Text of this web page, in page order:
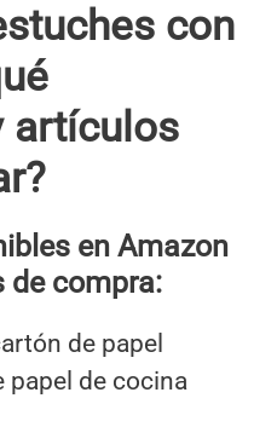
con
artículos
en Amazon
de compra:
de papel
papel de cocina